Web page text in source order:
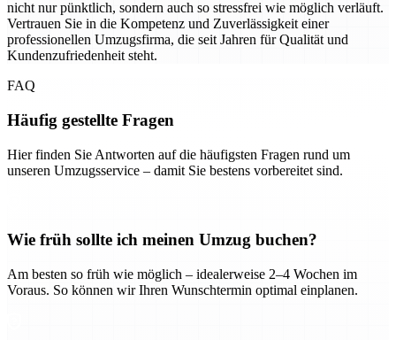
nicht nur pünktlich, sondern auch so stressfrei wie möglich verläuft.
Vertrauen Sie in die Kompetenz und Zuverlässigkeit einer
professionellen Umzugsfirma, die seit Jahren für Qualität und
Kundenzufriedenheit steht.
FAQ
Häufig gestellte Fragen
Hier finden Sie Antworten auf die häufigsten Fragen rund um
unseren Umzugsservice – damit Sie bestens vorbereitet sind.
Wie früh sollte ich meinen Umzug buchen?
Am besten so früh wie möglich – idealerweise 2–4 Wochen im
Voraus. So können wir Ihren Wunschtermin optimal einplanen.